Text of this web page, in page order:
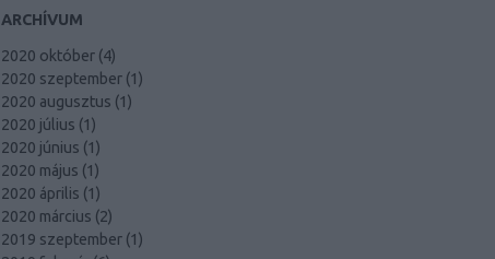
ARCHÍVUM
2020 október (4)
2020 szeptember (1)
2020 augusztus (1)
2020 július (1)
2020 június (1)
2020 május (1)
2020 április (1)
2020 március (2)
2019 szeptember (1)